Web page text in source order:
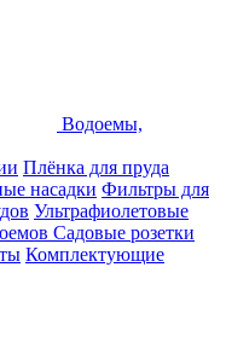
Водоемы,
Плёнка для пруда
насадки Фильтры для
Ультрафиолетовые
Садовые розетки
Комплектующие